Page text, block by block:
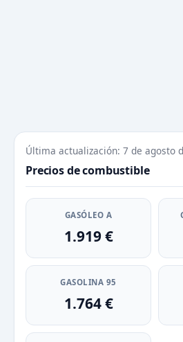
Última actualización: 7 de agosto
Precios de combustible
GASÓLEO A
1.919 €
GASOLINA 95
1.764 €